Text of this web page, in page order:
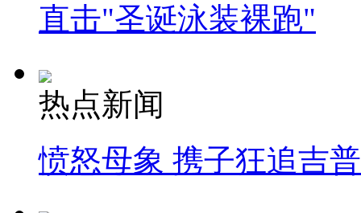
直击"圣诞泳装裸跑"
热点新闻
愤怒母象 携子狂追吉